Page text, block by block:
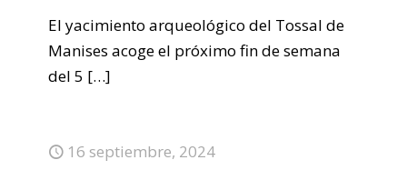
El yacimiento arqueológico del Tossal de
Manises acoge el próximo fin de semana
del 5 […]
16 septiembre, 2024